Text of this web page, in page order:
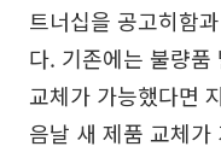
트너십을 공고히함
다. 기존에는 불량
교체가 가능했다면
음날 새 제품 교체가